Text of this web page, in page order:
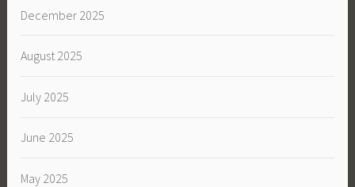
December 2025
August 2025
July 2025
June 2025
May 2025